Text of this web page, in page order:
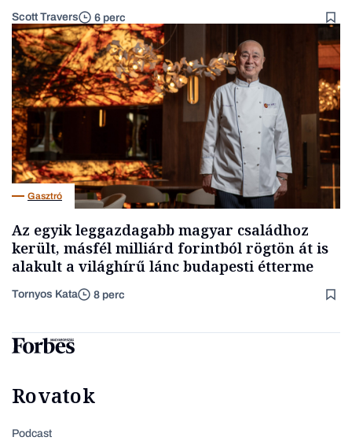
Scott Travers 6 perc
Gasztró
Az egyik leggazdagabb magyar családhoz
került, másfél milliárd forintból rögtön át is
alakult a világhírű lánc budapesti étterme
Tornyos Kata 8 perc
Rovatok
Podcast